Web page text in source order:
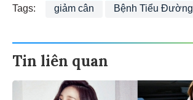
Tags: giảm cân Bệnh Tiểu Đường
Tin liên quan